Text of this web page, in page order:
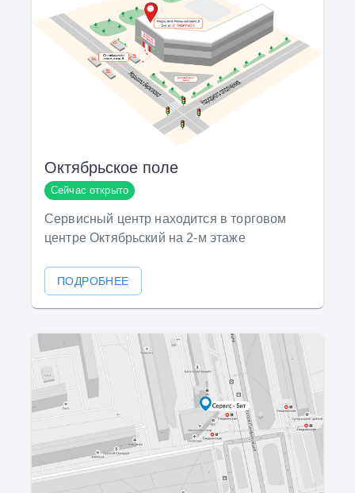
Октябрьское поле
Сейчас открыто
Сервисный центр находится в торговом
центре Октябрьский на 2-м этаже
ПОДРОБНЕЕ